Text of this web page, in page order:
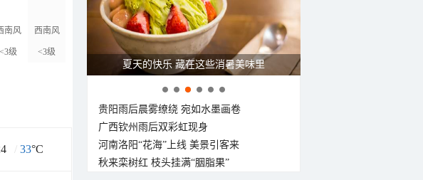
南风
<3级
西南风
<3级
/ 33°C
夏天的快乐 藏在这些消暑美味里
贵阳雨后晨雾缭绕 宛如水墨画卷
广西钦州雨后双彩虹现身
河南洛阳“花海”上线 美景引客来
秋来栾树红 枝头挂满“胭脂果”